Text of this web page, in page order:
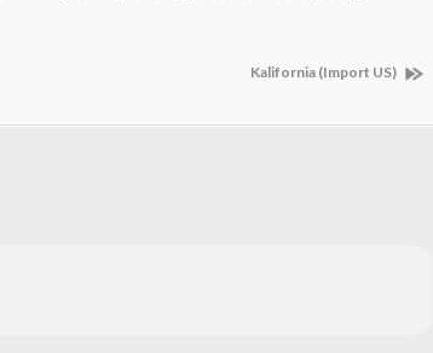
Kalifornia (Import US)